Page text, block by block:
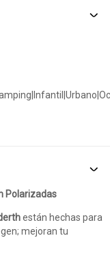
Polarizadas
están hechas para
mejoran tu